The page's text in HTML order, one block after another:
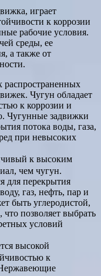
играет
к коррозии
рабочие условия.
среды, ее
а также от
распространенных
Чугун обладает
к коррозии и
Чугунные задвижки
потока воды, газа,
при невысоких
к высоким
чем чугун.
для перекрытия
газ, нефть, пар и
быть углеродистой,
позволяет выбрать
условий
высокой
к